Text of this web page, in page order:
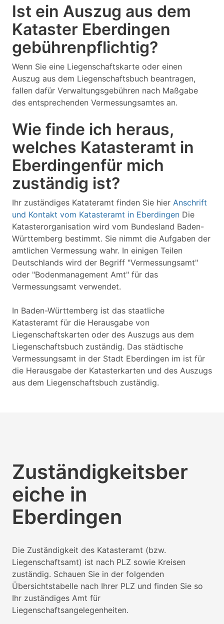
Ist ein Auszug aus dem
Kataster Eberdingen
gebührenpflichtig?
Wenn Sie eine Liegenschaftskarte oder einen
Auszug aus dem Liegenschaftsbuch beantragen,
fallen dafür Verwaltungsgebühren nach Maßgabe
des entsprechenden Vermessungsamtes an.
Wie finde ich heraus,
welches Katasteramt in
Eberdingenfür mich
zuständig ist?
Ihr zuständiges Katateramt finden Sie hier Anschrift
und Kontakt vom Katasteramt in Eberdingen Die
Katasterorganisation wird vom Bundesland Baden-
Württemberg bestimmt. Sie nimmt die Aufgaben der
amtlichen Vermessung wahr. In einigen Teilen
Deutschlands wird der Begriff "Vermessungsamt"
oder "Bodenmanagement Amt" für das
Vermessungsamt verwendet.
In Baden-Württemberg ist das staatliche
Katasteramt für die Herausgabe von
Liegenschaftskarten oder des Auszugs aus dem
Liegenschaftsbuch zuständig. Das städtische
Vermessungsamt in der Stadt Eberdingen im ist für
die Herausgabe der Katasterkarten und des Auszugs
aus dem Liegenschaftsbuch zuständig.
Zuständigkeitsber
eiche in
Eberdingen
Die Zuständigkeit des Katasteramt (bzw.
Liegenschaftsamt) ist nach PLZ sowie Kreisen
zuständig. Schauen Sie in der folgenden
Übersichtstabelle nach Ihrer PLZ und finden Sie so
Ihr zuständiges Amt für
Liegenschaftsangelegenheiten.